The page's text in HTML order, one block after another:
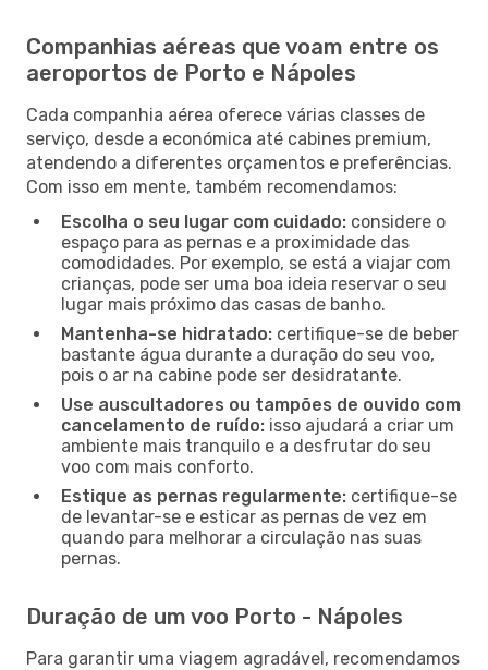
Companhias aéreas que voam entre os
aeroportos de Porto e Nápoles
Cada companhia aérea oferece várias classes de
serviço, desde a económica até cabines premium,
atendendo a diferentes orçamentos e preferências.
Com isso em mente, também recomendamos:
Escolha o seu lugar com cuidado: considere o
espaço para as pernas e a proximidade das
comodidades. Por exemplo, se está a viajar com
crianças, pode ser uma boa ideia reservar o seu
lugar mais próximo das casas de banho.
Mantenha-se hidratado: certifique-se de beber
bastante água durante a duração do seu voo,
pois o ar na cabine pode ser desidratante.
Use auscultadores ou tampões de ouvido com
cancelamento de ruído: isso ajudará a criar um
ambiente mais tranquilo e a desfrutar do seu
voo com mais conforto.
Estique as pernas regularmente: certifique-se
de levantar-se e esticar as pernas de vez em
quando para melhorar a circulação nas suas
pernas.
Duração de um voo Porto - Nápoles
Para garantir uma viagem agradável, recomendamos